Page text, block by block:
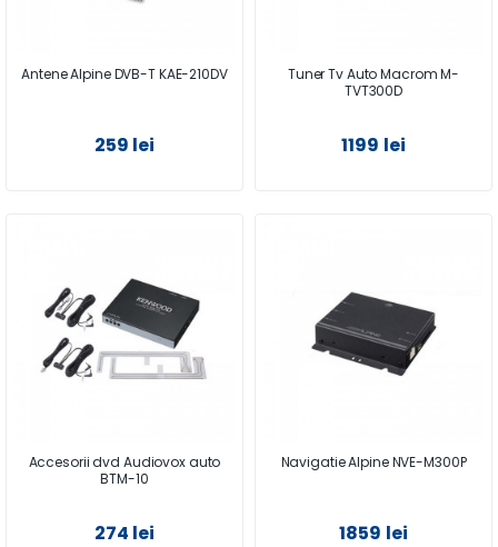
Antene Alpine DVB-T KAE-210DV
259 lei
Tuner Tv Auto Macrom M-
TVT300D
1199 lei
Accesorii dvd Audiovox auto
BTM-10
274 lei
Navigatie Alpine NVE-M300P
1859 lei